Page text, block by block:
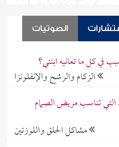
الصوتيات
في كل ما تعانيه ابنتي؟
الزكام والرشح والإنفلونزا
التي تناسب مريض الصمام
مشاكل الحلق واللوزتين